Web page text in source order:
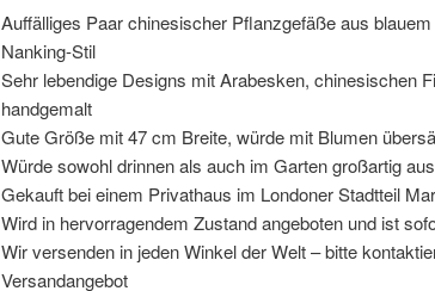
Auffälliges Paar chinesischer Pflanzgefäße aus
Nanking-Stil
Sehr lebendige Designs mit Arabesken, chinesischen
handgemalt
Gute Größe mit 47 cm Breite, würde mit Blumen
Würde sowohl drinnen als auch im Garten großartig
Gekauft bei einem Privathaus im Londoner Stadtteil
Wird in hervorragendem Zustand angeboten und ist
Wir versenden in jeden Winkel der Welt – bitte
Versandangebot